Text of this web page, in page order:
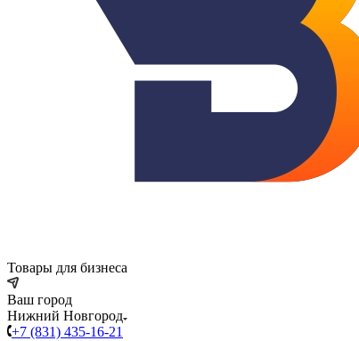
Товары для бизнеса
Ваш город
Нижний Новгород
+7 (831) 435-16-21